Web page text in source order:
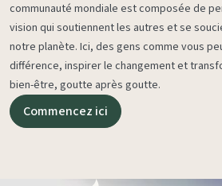
communauté mondiale est composée de
vision qui soutiennent les autres et se
notre planète. Ici, des gens comme vous
différence, inspirer le changement et
bien-être, goutte après goutte.
Commencez ici